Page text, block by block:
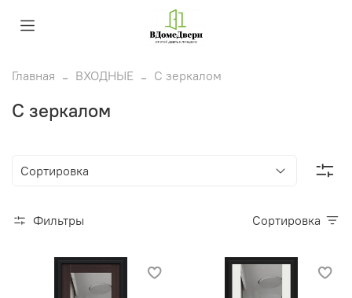
Главная ВХОДНЫЕ С зеркалом
С зеркалом
Фильтры Сортировка